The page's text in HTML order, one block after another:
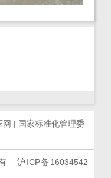
网 | 国家标准化管理委
有沪ICP备16034542